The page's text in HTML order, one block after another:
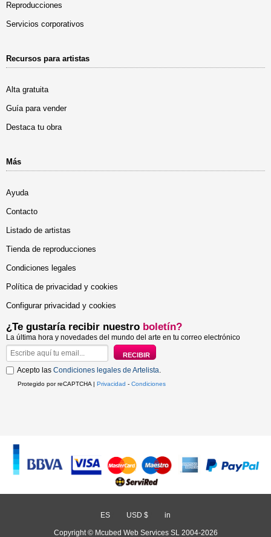
Reproducciones
Servicios corporativos
Recursos para artistas
Alta gratuita
Guía para vender
Destaca tu obra
Más
Ayuda
Contacto
Listado de artistas
Tienda de reproducciones
Condiciones legales
Política de privacidad y cookies
Configurar privacidad y cookies
¿Te gustaría recibir nuestro boletín?
La última hora y novedades del mundo del arte en tu correo electrónico
Acepto las Condiciones legales de Artelista.
Protegido por reCAPTCHA | Privacidad - Condiciones
ES USD $ in
Copyright © Mcubed Web Services SL 2004-2026